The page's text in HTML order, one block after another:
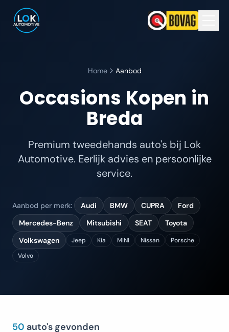
Home Aanbod
Occasions Kopen in
Breda
Premium tweedehands auto's bij Lok
Automotive. Eerlijk advies en persoonlijke
service.
Aanbod per merk: Audi BMW CUPRA
Ford
Mercedes-Benz
Mitsubishi SEAT
Toyota
Volkswagen
Jeep Kia MINI Nissan
Porsche
Volvo
50 auto's gevonden